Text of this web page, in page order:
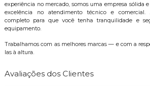
experiência no mercado, somos uma empresa sólida
excelência no atendimento técnico e comercial.
completo para que você tenha tranquilidade e
equipamento.
Trabalhamos com as melhores marcas — e com a
las à altura.
Avaliações dos Clientes